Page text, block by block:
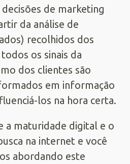
de marketing
da análise de
recolhidos dos
os sinais da
dos clientes são
em informação
los na hora certa.
a maturidade digital e o
na internet e você
abordando este